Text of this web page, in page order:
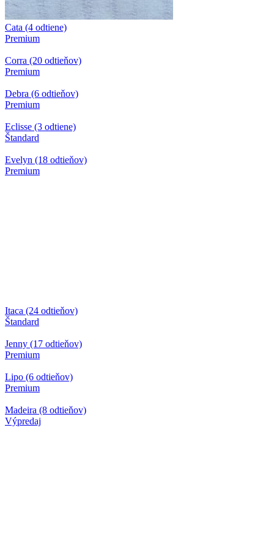
Cata (4 odtiene)
Premium
Corra (20 odtieňov)
Premium
Debra (6 odtieňov)
Premium
Eclisse (3 odtiene)
Štandard
Evelyn (18 odtieňov)
Premium
Itaca (24 odtieňov)
Štandard
Jenny (17 odtieňov)
Premium
Lipo (6 odtieňov)
Premium
Madeira (8 odtieňov)
Výpredaj